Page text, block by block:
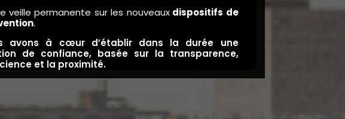
veille permanente sur les nouveauxdispositifs de
.
avons à cœur d’établir dans la durée une
de confiance, basée sur la transparence,
et la proximité.